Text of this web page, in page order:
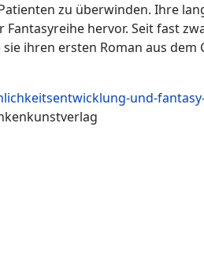
zu überwinden. Ihre
hervor. Seit fast
ihren ersten Roman aus
und-